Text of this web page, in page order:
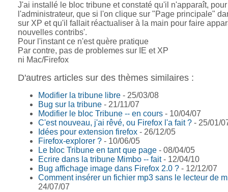
J'ai installé le bloc tribune et constaté qu'il n'apparaît, pour
l'administrateur, que si l'on clique sur "Page principale"
sur XP et qu'il fallait réactualiser à la main pour faire
nouvelles contribs'.
Pour l'instant ce n'est quère pratique
Par contre, pas de problemes sur IE et XP
ni Mac/Firefox
D'autres articles sur des thèmes similaires :
Modifier la tribune libre - 25/03/08
Bug sur la tribune - 21/11/07
Modifier le bloc Tribune -- en cours - 10/04/07
C'est nouveau, j'ai rêvé, ou Firefox l'a fait ? - 25/01/
Idées pour extension firefox - 26/12/05
Firefox-explorer ? - 10/06/05
Le bloc Tribune en tant que page - 08/04/05
Ecrire dans la tribune Mimbo -- fait- 12/04/10
Bug affichage image dans Firefox 2.0 ? - 12/12/07
Comment insérer un fichier mp3 sans le lecteur de
24/07/07